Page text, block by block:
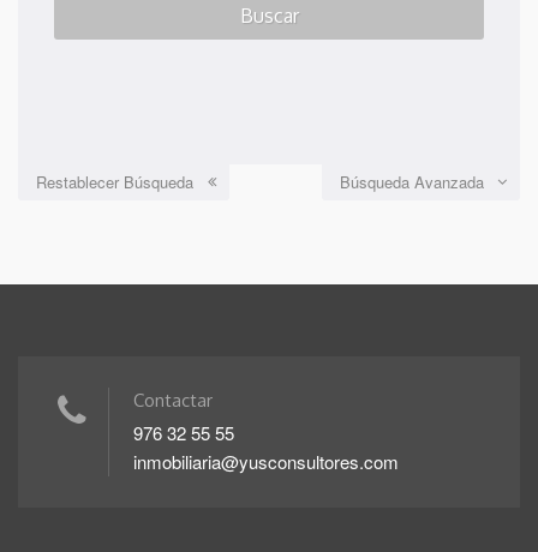
Búsqueda Avanzada
Restablecer Búsqueda
Contactar
976 32 55 55
inmobiliaria@yusconsultores.com